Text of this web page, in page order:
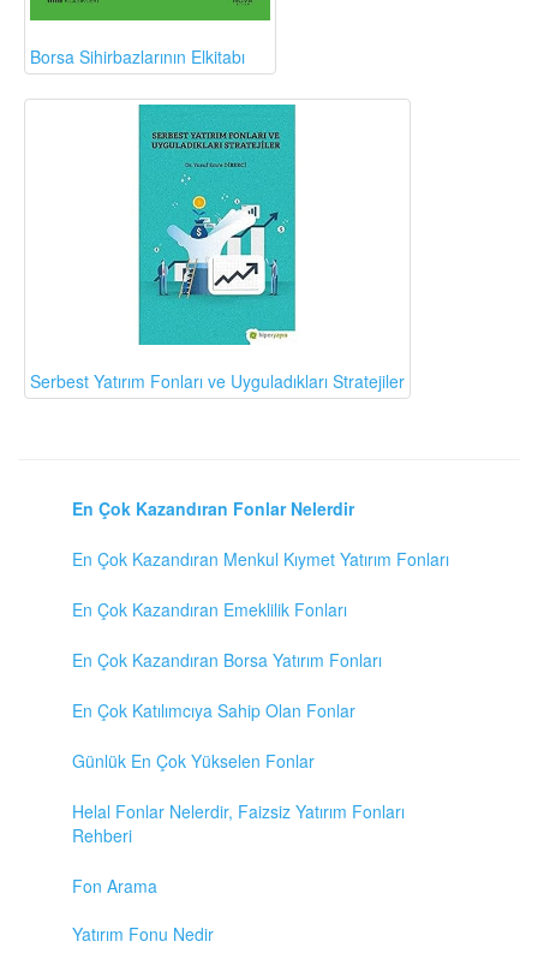
Borsa Sihirbazlarının Elkitabı
Serbest Yatırım Fonları ve Uyguladıkları Stratejiler
En Çok Kazandıran Fonlar Nelerdir
En Çok Kazandıran Menkul Kıymet Yatırım Fonları
En Çok Kazandıran Emeklilik Fonları
En Çok Kazandıran Borsa Yatırım Fonları
En Çok Katılımcıya Sahip Olan Fonlar
Günlük En Çok Yükselen Fonlar
Helal Fonlar Nelerdir, Faizsiz Yatırım Fonları
Rehberi
Fon Arama
Yatırım Fonu Nedir